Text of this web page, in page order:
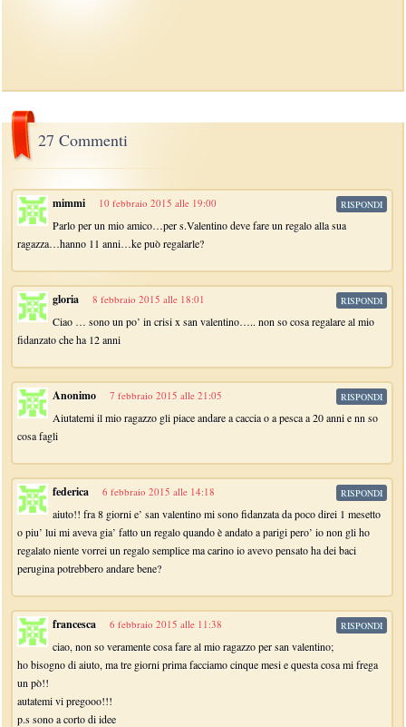
27 Commenti
mimmi 10 febbraio 2015 alle 19:00
Parlo per un mio amico…per s.Valentino deve fare un regalo alla sua
ragazza…hanno 11 anni…ke può regalarle?
RISPONDI
gloria 8 febbraio 2015 alle 18:01
Ciao … sono un po’ in crisi x san valentino….. non so cosa regalare al mio
fidanzato che ha 12 anni
RISPONDI
Anonimo 7 febbraio 2015 alle 21:05
Aiutatemi il mio ragazzo gli piace andare a caccia o a pesca a 20 anni e nn so
cosa fagli
RISPONDI
federica 6 febbraio 2015 alle 14:18
aiuto!! fra 8 giorni e’ san valentino mi sono fidanzata da poco direi 1 mesetto
o piu’ lui mi aveva gia’ fatto un regalo quando è andato a parigi pero’ io non gli ho
regalato niente vorrei un regalo semplice ma carino io avevo pensato ha dei baci
perugina potrebbero andare bene?
RISPONDI
francesca 6 febbraio 2015 alle 11:38
ciao, non so veramente cosa fare al mio ragazzo per san valentino;
ho bisogno di aiuto, ma tre giorni prima facciamo cinque mesi e questa cosa mi frega
un pò!!
autatemi vi pregooo!!!
p.s sono a corto di idee
RISPONDI